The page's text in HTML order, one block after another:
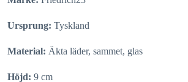
Ursprung: Tyskland
Material: Äkta läder, sammet, glas
Höjd: 9 cm